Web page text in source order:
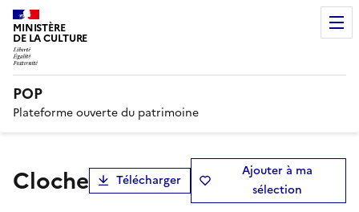
MINISTÈRE
DE LA CULTURE
POP
Plateforme ouverte du patrimoine
cloche Télécharger
Ajouter à ma
sélection